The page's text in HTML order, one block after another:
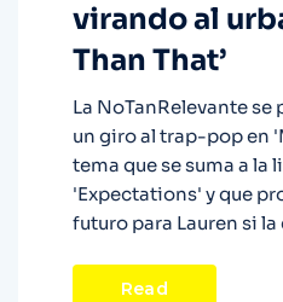
virando al
Than That’
La NoTanRelevante
un giro al trap-pop en
tema que se suma a la
'Expectations' y que
futuro para Lauren si
Read